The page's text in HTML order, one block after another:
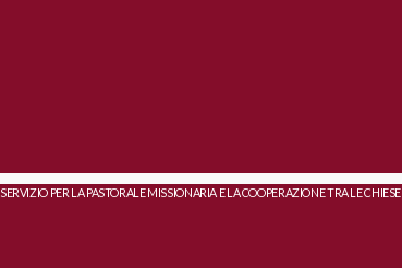
SERVIZIO PER LA PASTORALE MISSIONARIA E LA COOPERAZIONE TRA LE CHIESE